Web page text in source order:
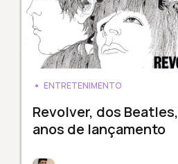
ENTRETENIMENTO
Revolver, dos
anos de lançamento